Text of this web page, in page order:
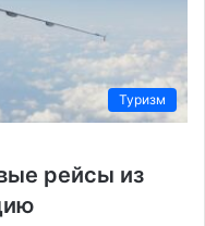
Туризм
рейсы из